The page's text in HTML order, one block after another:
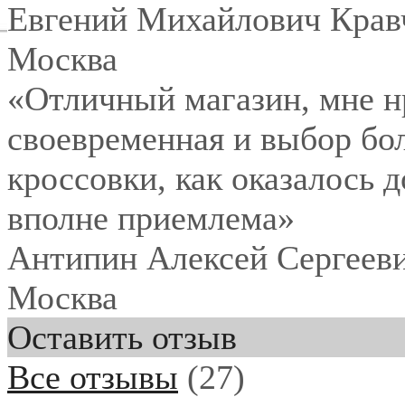
Евгений Михайлович
Москва
«Отличный магазин, мне
своевременная и выбор
кроссовки, как оказалось
вполне приемлема»
Антипин Алексей
Москва
Оставить отзыв
Все отзывы (27)